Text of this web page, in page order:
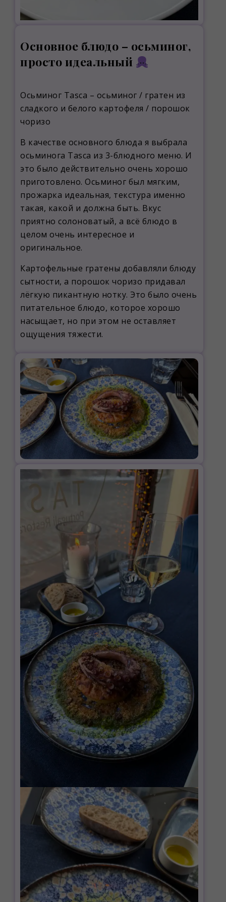
Основное блюдо – осьминог,
просто идеальный
Осьминог Tasca – осьминог / гратен из
сладкого и белого картофеля / порошок
чоризо
В качестве основного блюда я выбрала
осьминога Tasca из 3-блюдного меню. И
это было действительно очень хорошо
приготовлено. Осьминог был мягким,
прожарка идеальная, текстура именно
такая, какой и должна быть. Вкус
приятно солоноватый, а всё блюдо в
целом очень интересное и
оригинальное.
Картофельные гратены добавляли блюду
сытности, а порошок чоризо придавал
лёгкую пикантную нотку. Это было очень
питательное блюдо, которое хорошо
насыщает, но при этом не оставляет
ощущения тяжести.